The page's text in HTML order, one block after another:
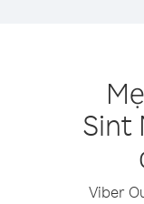
Sint
Viber